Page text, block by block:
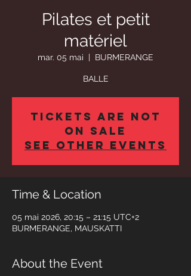
Pilates et petit
matériel
mar. 05 mai
  |
BURMERANGE
BALLE
Tickets Are Not
on Sale
See other events
Time & Location
05 mai 2026, 20:15 – 21:15 UTC+2
BURMERANGE, MAUSKATTI
About the Event